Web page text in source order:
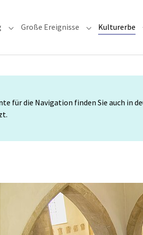
"Solidarität"
Submenu for "Bildung"
Große Ereignisse Submenu for
Kulturerbe
für die Navigation finden Sie auch in